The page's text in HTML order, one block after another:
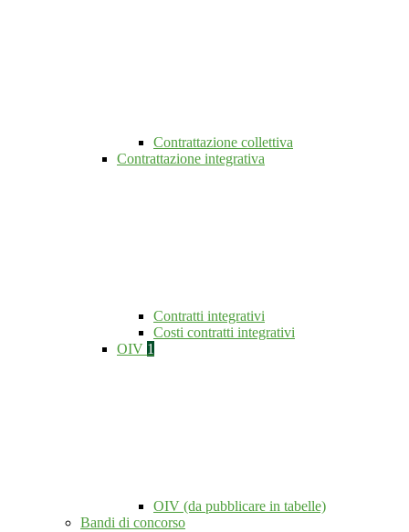
Contrattazione collettiva
Contrattazione integrativa
Contratti integrativi
Costi contratti integrativi
OIV 1
OIV (da pubblicare in tabelle)
Bandi di concorso